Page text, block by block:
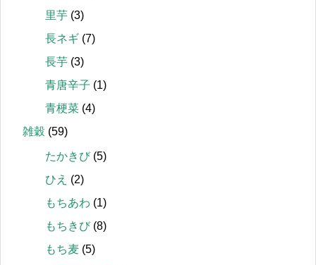
里芋 (3)
長ネギ (7)
長芋 (3)
青唐辛子 (1)
青梗菜 (4)
雑穀 (59)
たかきび(5)
ひえ (2)
もちあわ (1)
もちきび(8)
もち麦 (5)